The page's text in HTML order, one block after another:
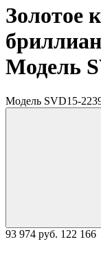
Золотое
Модель
Модель SVD15-
93 974 руб. 122 166